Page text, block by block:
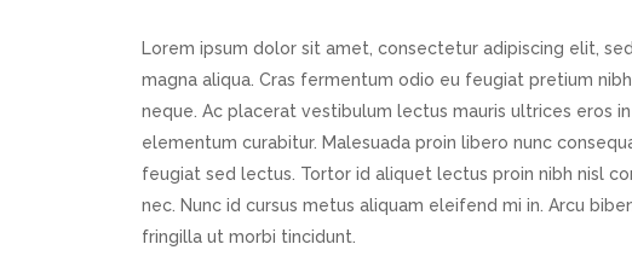
Lorem ipsum dolor sit amet, consectetur adipiscing elit,
magna aliqua. Cras fermentum odio eu feugiat pretium
neque. Ac placerat vestibulum lectus mauris ultrices eros
elementum curabitur. Malesuada proin libero nunc
feugiat sed lectus. Tortor id aliquet lectus proin nibh nisl
nec. Nunc id cursus metus aliquam eleifend mi in. Arcu
fringilla ut morbi tincidunt.